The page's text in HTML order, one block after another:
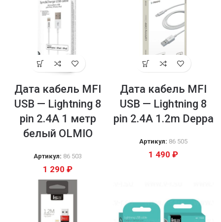
Дата кабель MFI
USB — Lightning 8
pin 2.4A 1 метр
белый OLMIO
Артикул: 86 503
1 290 ₽
Дата кабель MFI
USB — Lightning 8
pin 2.4A 1.2m Deppa
Артикул: 86 505
1 490 ₽